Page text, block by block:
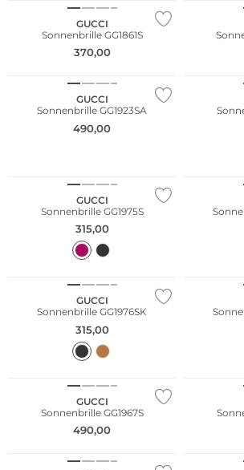
GUCCI
Sonnenbrille GG1861S
370,00
GUCCI
Sonnenbrille GG1923SA
490,00
GUCCI
Sonnenbrille GG1975S
315,00
GUCCI
Sonnenbrille GG1976SK
315,00
GUCCI
Sonnenbrille GG1967S
490,00